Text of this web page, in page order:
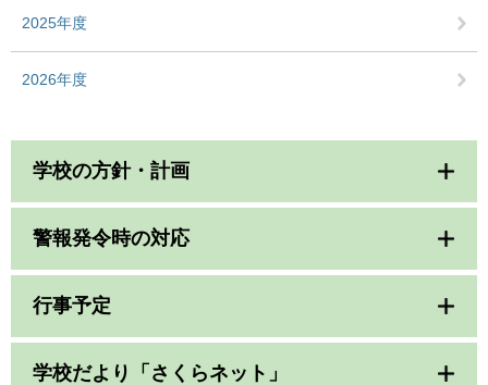
2025年度
2026年度
学校の方針・計画
警報発令時の対応
行事予定
学校だより「さくらネット」